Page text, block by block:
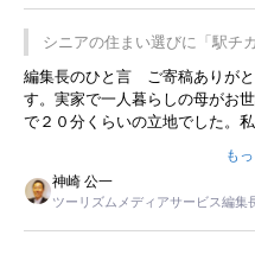
プレミアムヨーグルトを販売す
です。永井社長は、駐車場に都
ことに目をつけ、高級商品でも
事を懐かしく読みました。
シニアの住まい選びに「駅
暮らし
編集長のひと言 ご寄稿ありが
す。実家で一人暮らしの母がお
で２０分くらいの立地でした。
ました。母の住まいから近いと
すが、私と妹にとっては、半日
は、当人だけではなく、世話を
と思いました。
も
神崎 公一
ツーリズムメディアサービス編集